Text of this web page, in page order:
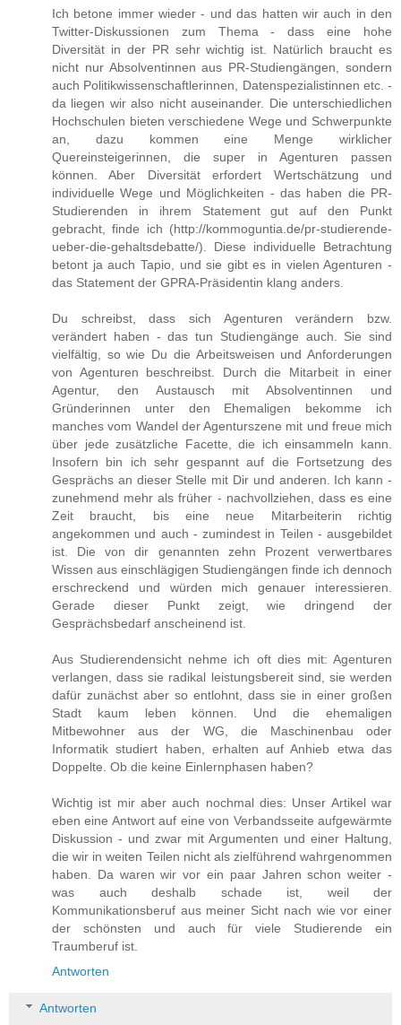
Ich betone immer wieder - und das hatten wir auch in den
Twitter-Diskussionen zum Thema - dass eine hohe
Diversität in der PR sehr wichtig ist. Natürlich braucht es
nicht nur Absolventinnen aus PR-Studiengängen, sondern
auch Politikwissenschaftlerinnen, Datenspezialistinnen etc. -
da liegen wir also nicht auseinander. Die unterschiedlichen
Hochschulen bieten verschiedene Wege und Schwerpunkte
an, dazu kommen eine Menge wirklicher
Quereinsteigerinnen, die super in Agenturen passen
können. Aber Diversität erfordert Wertschätzung und
individuelle Wege und Möglichkeiten - das haben die PR-
Studierenden in ihrem Statement gut auf den Punkt
gebracht, finde ich (http://kommoguntia.de/pr-studierende-
ueber-die-gehaltsdebatte/). Diese individuelle Betrachtung
betont ja auch Tapio, und sie gibt es in vielen Agenturen -
das Statement der GPRA-Präsidentin klang anders.
Du schreibst, dass sich Agenturen verändern bzw.
verändert haben - das tun Studiengänge auch. Sie sind
vielfältig, so wie Du die Arbeitsweisen und Anforderungen
von Agenturen beschreibst. Durch die Mitarbeit in einer
Agentur, den Austausch mit Absolventinnen und
Gründerinnen unter den Ehemaligen bekomme ich
manches vom Wandel der Agenturszene mit und freue mich
über jede zusätzliche Facette, die ich einsammeln kann.
Insofern bin ich sehr gespannt auf die Fortsetzung des
Gesprächs an dieser Stelle mit Dir und anderen. Ich kann -
zunehmend mehr als früher - nachvollziehen, dass es eine
Zeit braucht, bis eine neue Mitarbeiterin richtig
angekommen und auch - zumindest in Teilen - ausgebildet
ist. Die von dir genannten zehn Prozent verwertbares
Wissen aus einschlägigen Studiengängen finde ich dennoch
erschreckend und würden mich genauer interessieren.
Gerade dieser Punkt zeigt, wie dringend der
Gesprächsbedarf anscheinend ist.
Aus Studierendensicht nehme ich oft dies mit: Agenturen
verlangen, dass sie radikal leistungsbereit sind, sie werden
dafür zunächst aber so entlohnt, dass sie in einer großen
Stadt kaum leben können. Und die ehemaligen
Mitbewohner aus der WG, die Maschinenbau oder
Informatik studiert haben, erhalten auf Anhieb etwa das
Doppelte. Ob die keine Einlernphasen haben?
Wichtig ist mir aber auch nochmal dies: Unser Artikel war
eben eine Antwort auf eine von Verbandsseite aufgewärmte
Diskussion - und zwar mit Argumenten und einer Haltung,
die wir in weiten Teilen nicht als zielführend wahrgenommen
haben. Da waren wir vor ein paar Jahren schon weiter -
was auch deshalb schade ist, weil der
Kommunikationsberuf aus meiner Sicht nach wie vor einer
der schönsten und auch für viele Studierende ein
Traumberuf ist.
Antworten
Antworten